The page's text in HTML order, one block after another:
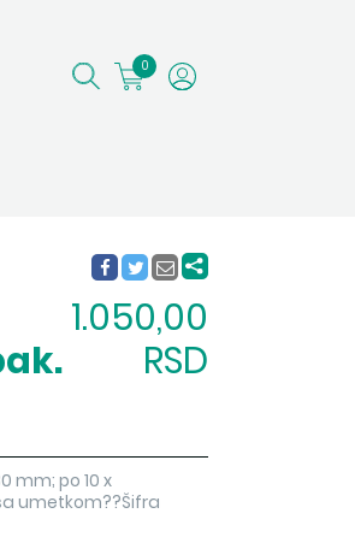
0
1.050,00
RSD
mm; po 10 x
umetkom??Šifra